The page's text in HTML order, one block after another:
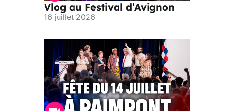
Vlog au Festival d’Avignon
16 juillet 2026